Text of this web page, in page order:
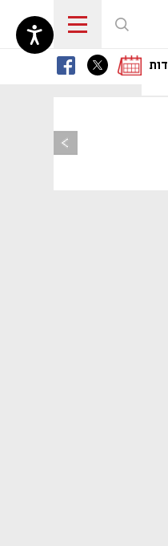
נפתח בכרטיסייה חדשה
נפתח בכרטיסייה חדשה
נפתח בכרטיסייה חדשה